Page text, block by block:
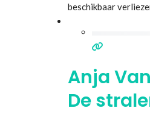
beschikbaar
Anja
De